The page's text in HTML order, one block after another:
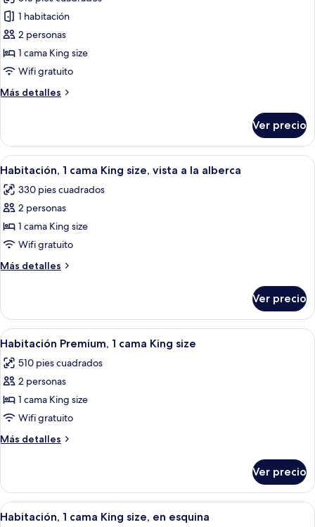
fotos
de
Habitación
Premium,
cama
vista
a
la
alberca
1 habitación
2 personas
1 cama King size
Wifi gratuito
Más detalles
Más
Premium,
cama
size,
vista
la
alberca
Ver precio
Abrir
todas
las
fotos
de
Habitación,
1
cama
size,
vista
a
la
alberca
Habitación de hotel con una cama
9
Habitación, 1 cama King size, vista a la alberca
330 pies cuadrados
2 personas
1 cama King size
Wifi gratuito
Más detalles
Más
1
cama
King
vista
a
alberca
Ver precio
Abrir
todas
las
fotos
de
Habitación
Premium,
1
King
size
Una habitación de hotel con una
9
Habitación Premium, 1 cama King size
510 pies cuadrados
2 personas
1 cama King size
Wifi gratuito
Más detalles
Más
Premium,
cama
Ver precio
Abrir
Habitación de hotel con una cama
10
Habitación, 1 cama King size, en esquina